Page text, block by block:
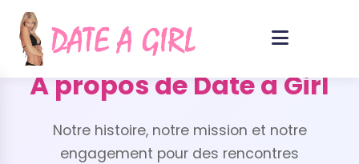
À propos de Date a Girl
Notre histoire, notre mission et notre
engagement pour des rencontres